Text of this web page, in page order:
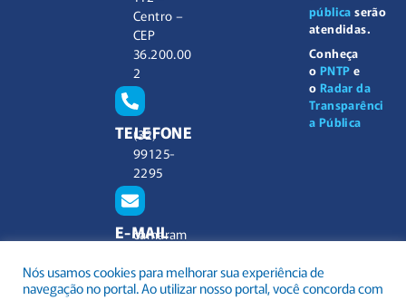
Centro –
CEP
36.200.00
2
TELEFONE
(32)
99125-
2295
E-MAIL
camaram
barbacen
a.mg.gov.
pública serão
atendidas.
Conheça
o PNTP e
o Radar da
Transparênci
a Pública
Nós usamos cookies para melhorar sua experiência de
navegação no portal. Ao utilizar nosso portal, você concorda com